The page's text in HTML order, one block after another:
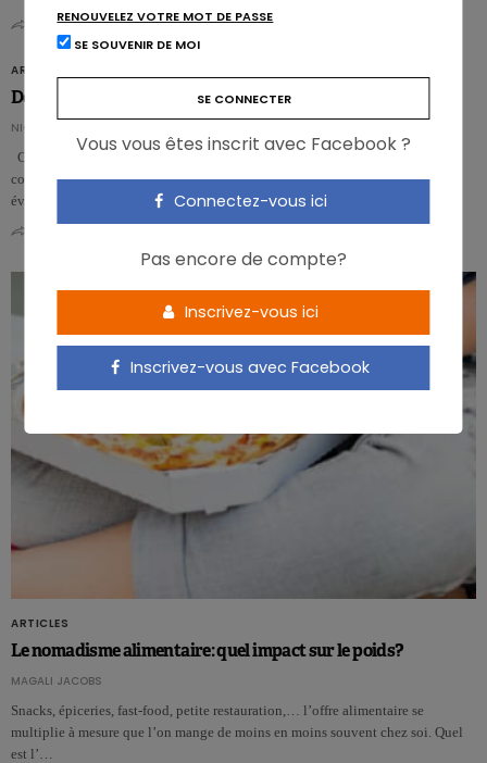
0
ARTICLES
Des aliments toujours plus sains à Nutrevent
NICOLAS ROUSSEAU
Cet événement biennal réunit des chercheurs académiques en vue de
collaborations de développement et des industriels à l’affût des dernières
évolutio…
ARTICLES
Le nomadisme alimentaire: quel impact sur le poids?
MAGALI JACOBS
Snacks, épiceries, fast-food, petite restauration,… l’offre alimentaire se
multiplie à mesure que l’on mange de moins en moins souvent chez soi. Quel
est l’…
RENOUVELEZ VOTRE MOT DE PASSE
SE SOUVENIR DE MOI
Vous vous êtes inscrit avec Facebook ?
Connectez-vous ici
Pas encore de compte?
Inscrivez-vous ici
Inscrivez-vous avec Facebook